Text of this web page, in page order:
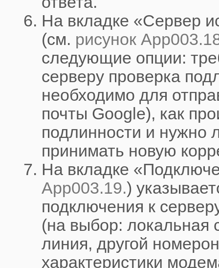
На вкладке «Сервер
(см. рисунок
следующие опции:
серверу проверка
необходимо для
почты Google), как
подлинности и нужно
принимать новую
На вкладке
App003.19.)
подключения к
(на выбор: локальная
линия, другой
характеристики